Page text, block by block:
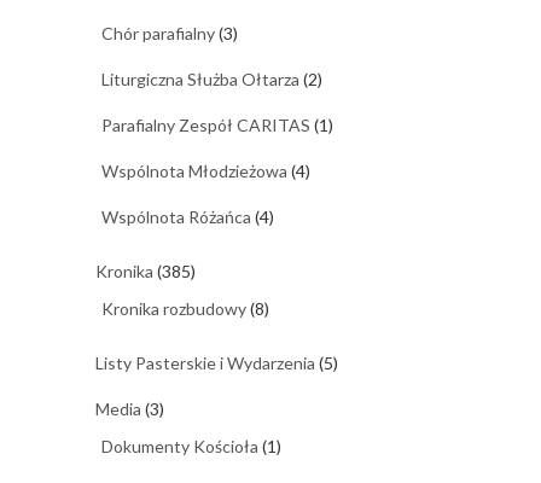
Chór parafialny(3)
Liturgiczna Służba Ołtarza (2)
Parafialny Zespół CARITAS (1)
Wspólnota Młodzieżowa (4)
Wspólnota Różańca (4)
Kronika (385)
Kronika rozbudowy(8)
Listy Pasterskie i Wydarzenia (5)
Media (3)
Dokumenty Kościoła (1)